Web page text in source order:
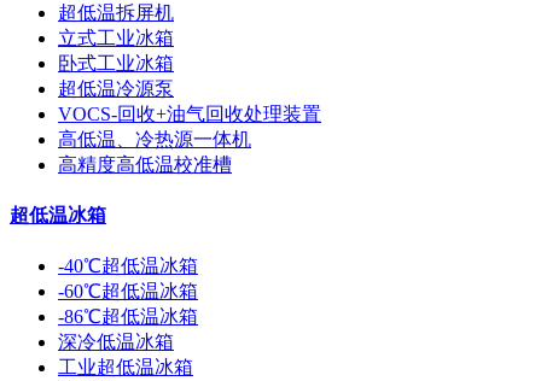
超低温拆屏机
立式工业冰箱
卧式工业冰箱
超低温冷源泵
VOCS-回收+油气回收处理装置
高低温、冷热源一体机
高精度高低温校准槽
超低温冰箱
-40℃超低温冰箱
-60℃超低温冰箱
-86℃超低温冰箱
深冷低温冰箱
工业超低温冰箱